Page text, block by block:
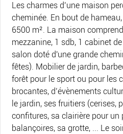
Les charmes d’une maison
cheminée. En bout de
6500 m². La maison
mezzanine, 1 sdb, 1 cabinet
salon doté d'une grande
fêtes). Mobilier de jardin,
forêt pour le sport ou pour les
brocantes, d’évènements
le jardin, ses fruitiers (cerises,
confitures, sa clairière pour un
balançoires, sa grotte, ... Le